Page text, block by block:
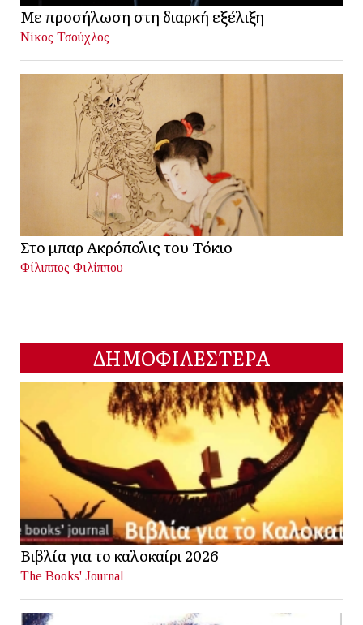
Με προσήλωση στη διαρκή εξέλιξη
Νίκος Τσούχλος
Στο μπαρ Ακρόπολις του Τόκιο
Φίλιππος Φιλίππου
ΔΗΜΟΦΙΛΕΣΤΕΡΑ
Βιβλία για το καλοκαίρι 2026
The Books' Journal